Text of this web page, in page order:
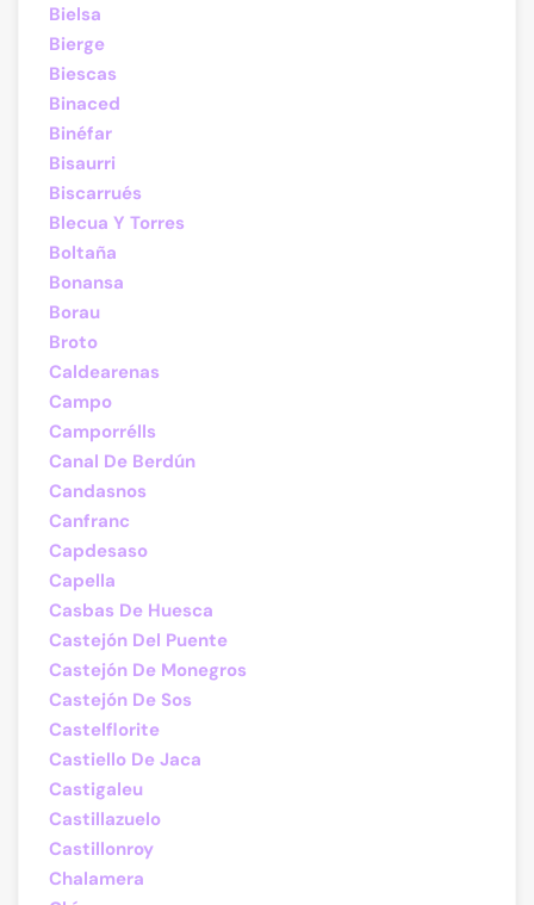
Bielsa
Bierge
Biescas
Binaced
Binéfar
Bisaurri
Biscarrués
Blecua Y Torres
Boltaña
Bonansa
Borau
Broto
Caldearenas
Campo
Camporrélls
Canal De Berdún
Candasnos
Canfranc
Capdesaso
Capella
Casbas De Huesca
Castejón Del Puente
Castejón De Monegros
Castejón De Sos
Castelflorite
Castiello De Jaca
Castigaleu
Castillazuelo
Castillonroy
Chalamera